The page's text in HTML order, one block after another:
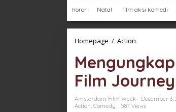
horor Natal film aksi komedi
Homepage / Action
Pulau
Mysterious
dalam
Film
Journey
2:
Film
Amsterdam Film Week
December 3,
Action, Comedy 587 Views